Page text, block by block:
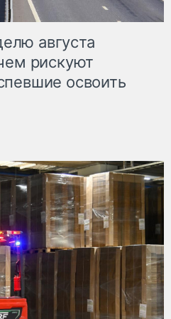
августа
рискуют
освоить